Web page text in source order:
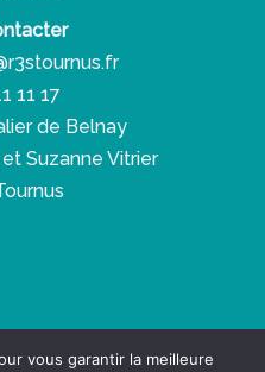
11 17
de Belnay
Suzanne Vitrier
vous garantir la meilleure